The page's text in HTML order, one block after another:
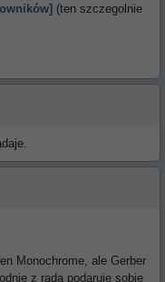
(ten szczegolnie
Monochrome, ale Gerber
z radą podaruje sobie